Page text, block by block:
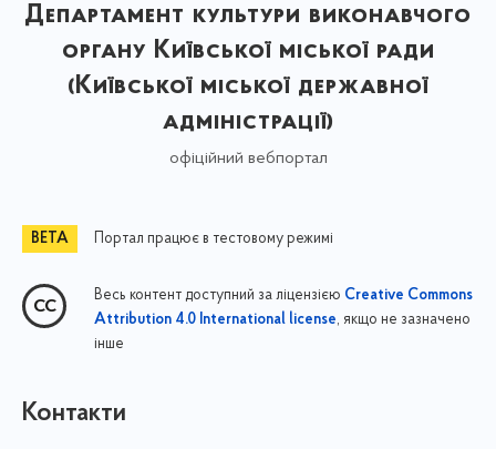
Департамент культури виконавчого
органу Київської міської ради
(Київської міської державної
адміністрації)
офіційний вебпортал
Портал працює в тестовому режимі
Весь контент доступний за ліцензією Creative Commons
Attribution 4.0 International license, якщо не зазначено
інше
Контакти